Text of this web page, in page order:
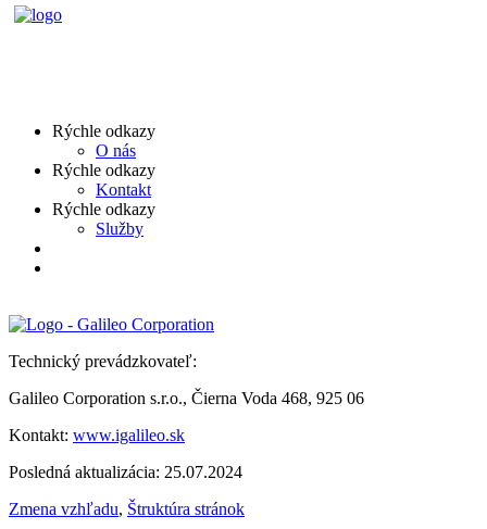
Rýchle odkazy
O nás
Rýchle odkazy
Kontakt
Rýchle odkazy
Služby
Technický prevádzkovateľ:
Galileo Corporation s.r.o., Čierna Voda 468, 925 06
Kontakt: www.igalileo.sk
Posledná aktualizácia: 25.07.2024
Zmena vzhľadu, Štruktúra stránok